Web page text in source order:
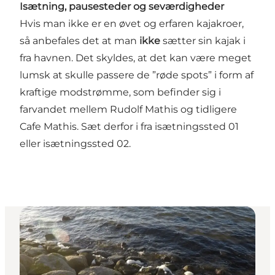
Isætning, pausesteder og seværdigheder
Hvis man ikke er en øvet og erfaren kajakroer,
så anbefales det at man ikke sætter sin kajak i
fra havnen. Det skyldes, at det kan være meget
lumsk at skulle passere de ”røde spots” i form af
kraftige modstrømme, som befinder sig i
farvandet mellem Rudolf Mathis og tidligere
Cafe Mathis. Sæt derfor i fra isætningssted 01
eller isætningssted 02.